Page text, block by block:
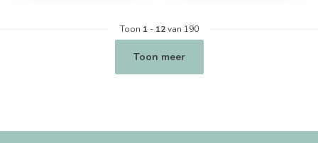
Toon 1- 12van 190
Toon meer